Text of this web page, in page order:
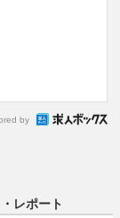
by
レポート